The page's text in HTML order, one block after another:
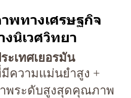
พทางเศรษฐกิจ
งนิเวศวิทยา
เทศเยอรมัน
ความแม่นยำสูง +
พระดับสูงสุดคุณภาพ